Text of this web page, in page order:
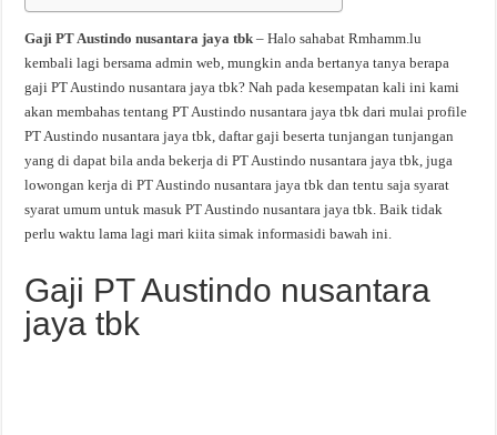
Gaji PT Austindo nusantara jaya tbk – Halo sahabat Rmhamm.lu
kembali lagi bersama admin web, mungkin anda bertanya tanya berapa
gaji PT Austindo nusantara jaya tbk? Nah pada kesempatan kali ini kami
akan membahas tentang PT Austindo nusantara jaya tbk dari mulai profile
PT Austindo nusantara jaya tbk, daftar gaji beserta tunjangan tunjangan
yang di dapat bila anda bekerja di PT Austindo nusantara jaya tbk, juga
lowongan kerja di PT Austindo nusantara jaya tbk dan tentu saja syarat
syarat umum untuk masuk PT Austindo nusantara jaya tbk. Baik tidak
perlu waktu lama lagi mari kiita simak informasidi bawah ini.
Gaji PT Austindo nusantara
jaya tbk